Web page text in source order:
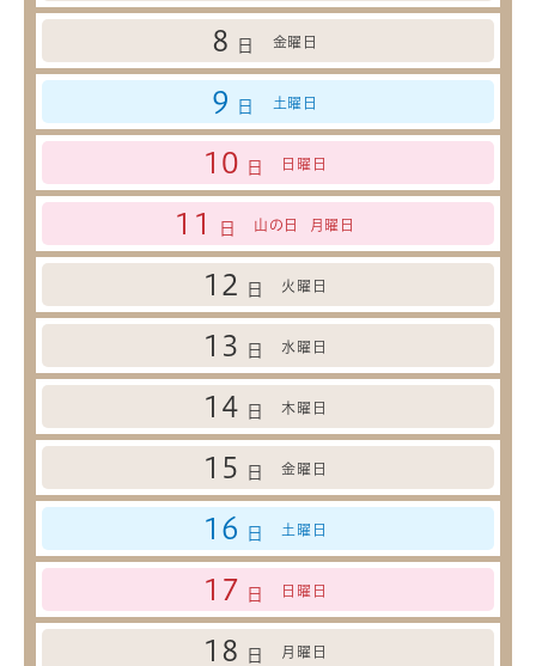
8 日 金曜日
9 日 土曜日
10 日 日曜日
11 日 山の日 月曜日
12 日 火曜日
13 日 水曜日
14 日 木曜日
15 日 金曜日
16 日 土曜日
17 日 日曜日
18 日 月曜日